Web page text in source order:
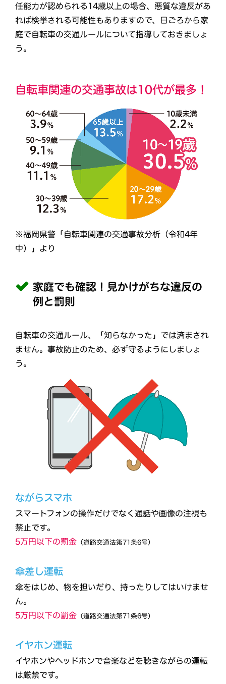
任能力が認められる14歳以上の場合、悪質な違反があ
れば検挙される可能性もありますので、日ごろから家
庭で自転車の交通ルールについて指導しておきましょ
う。
自転車関連の交通事故は10代が最多！
※福岡県警「自転車関連の交通事故分析（令和4年
中）」より
家庭でも確認！見かけがちな違反の
例と罰則
自転車の交通ルール、「知らなかった」では済まされ
ません。事故防止のため、必ず守るようにしましょ
う。
ながらスマホ
スマートフォンの操作だけでなく通話や画像の注視も
禁止です。
5万円以下の罰金 （道路交通法第71条6号）
傘差し運転
傘をはじめ、物を担いだり、持ったりしてはいけませ
ん。
5万円以下の罰金 （道路交通法第71条6号）
イヤホン運転
イヤホンやヘッドホンで音楽などを聴きながらの運転
は厳禁です。